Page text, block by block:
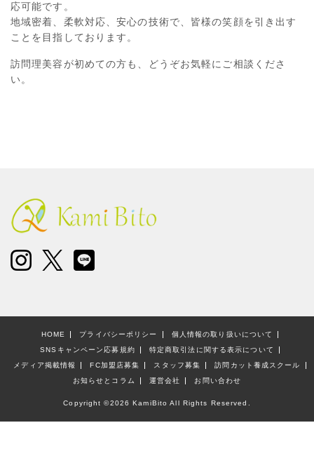
応可能です。
地域密着、柔軟対応、安心の技術で、皆様の笑顔を引き出す
ことを目指しております。
訪問理美容が初めての方も、どうぞお気軽にご相談くださ
い。
HOME プライバシーポリシー
個人情報の取り扱いについて
SNSキャンペーン応募規約
特定商取引法に関する表示について
メディア掲載情報
FC加盟店募集 スタッフ募集
訪問カット養成スクール
お知らせとコラム
運営会社 お問い合わせ
Copyright ©2026 KamiBito All Rights Reserved.